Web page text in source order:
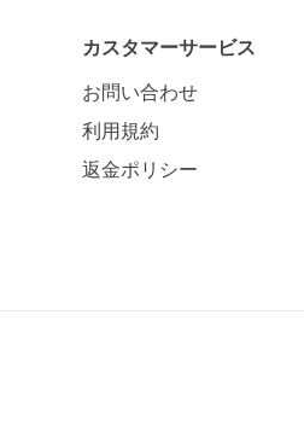
カスタマーサービス
お問い合わせ
利用規約
返金ポリシー